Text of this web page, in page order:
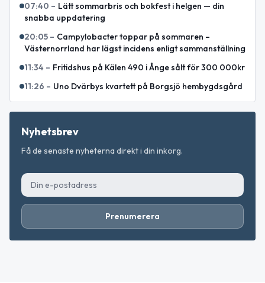
07:40 – Lätt sommarbris och bokfest i helgen — din
snabba uppdatering
20:05 – Campylobacter toppar på sommaren –
Västernorrland har lägst incidens enligt sammanställning
11:34 – Fritidshus på Kälen 490 i Ånge sålt för 300 000kr
11:26 – Uno Dvärbys kvartett på Borgsjö hembygdsgård
Nyhetsbrev
Få de senaste nyheterna direkt i din inkorg.
Prenumerera